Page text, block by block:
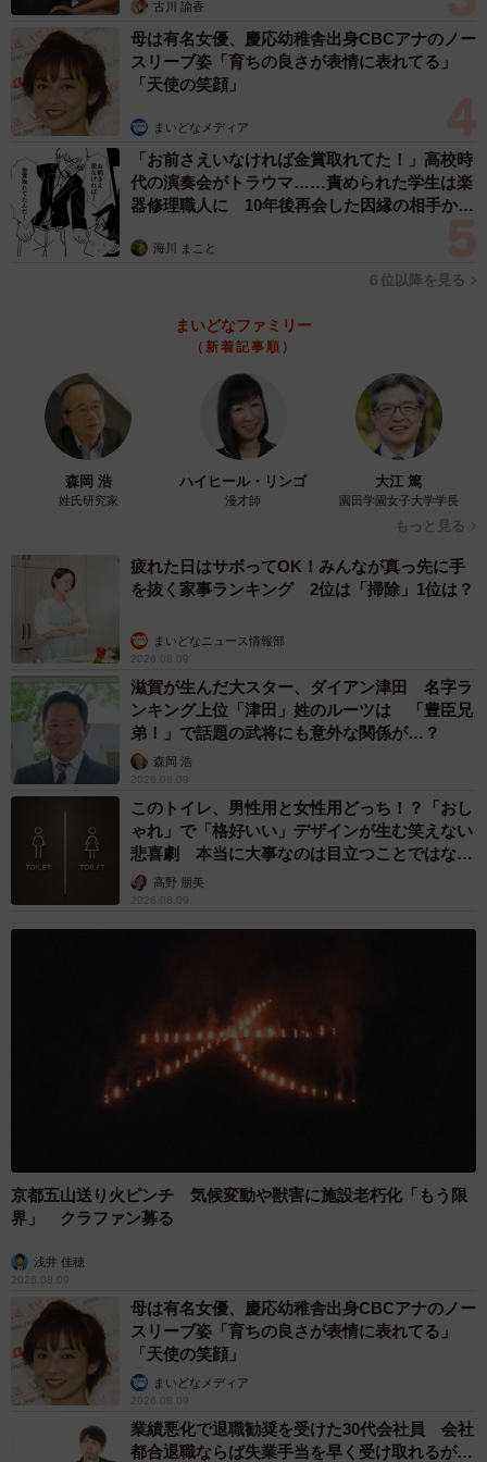
それはもう、感激もひとしおでした。長いこと、眺めて
はニヤニヤしてました！
#多分私しかやってない
ガンダムのエンブレムをインテリアに✨
pic.twitter.com/tIfdcjDtjL
— 【なみお】 (@wavemomchan)
──達成感が凄そうです。エンブレムの解説をお願いしま
ガンダムといえば連邦とジオン、アムロとシャアなの
で、それぞれのエンブレム、そして逆襲のシャアで登場し
たモビルスーツ、アムロのνガンダム（ニューガンダム）
編み図を作り直して新しく編み直しました（提供：【なみお】さん）
実は、なみおさんが話題になったガンダムエンブレムを
日焼けして色が変わってしまったので、編み図を作り直し
て２年ほど前に新しく編み直しました。完成してみたら少
し小さくなったので、ダイニングテーブルのサイドテーブ
ルにかけています。もちろん今も、使っていますよ」。Ｘ
には、ほかにも編み物の固定観念にとらわれない斬新な作
品がたくさんあります。
古川 諭香
母は有名女優、慶応幼稚舎出身CBCアナのノー
スリーブ姿「育ちの良さが表情に表れてる」
「天使の笑顔」
まいどなメディア
「お前さえいなければ金賞取れてた！」高校時
代の演奏会がトラウマ……責められた学生は楽
器修理職人に 10年後再会した因縁の相手から
海川 まこと
６位以降を見る
まいどなファミリー
（新着記事順）
森岡 浩
姓氏研究家
ハイヒール・リンゴ
漫才師
大江 篤
園田学園女子大学学長
もっと見る
疲れた日はサボってOK！みんなが真っ先に手
を抜く家事ランキング 2位は「掃除」1位は？
まいどなニュース情報部
2026.08.09
滋賀が生んだ大スター、ダイアン津田 名字ラ
ンキング上位「津田」姓のルーツは 「豊臣兄
弟！」で話題の武将にも意外な関係が…？
森岡 浩
2026.08.09
このトイレ、男性用と女性用どっち！？「おし
ゃれ」で「格好いい」デザインが生む笑えない
悲喜劇 本当に大事なのは目立つことではな
く…高野 朋美
2026.08.09
京都五山送り火ピンチ 気候変動や獣害に施設老朽化「もう限
界」 クラファン募る
浅井 佳穂
2026.08.09
母は有名女優、慶応幼稚舎出身CBCアナのノー
スリーブ姿「育ちの良さが表情に表れてる」
「天使の笑顔」
まいどなメディア
2026.08.09
業績悪化で退職勧奨を受けた30代会社員 会社
都合退職ならば失業手当を早く受け取れるが…